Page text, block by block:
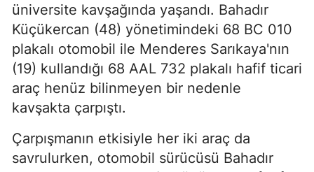
üniversite kavşağında yaşandı. Bahadır
Küçükercan (48) yönetimindeki 68 BC 010
plakalı otomobil ile Menderes Sarıkaya'nın
(19) kullandığı 68 AAL 732 plakalı hafif ticari
araç henüz bilinmeyen bir nedenle
kavşakta çarpıştı.
Çarpışmanın etkisiyle her iki araç da
savrulurken, otomobil sürücüsü Bahadır